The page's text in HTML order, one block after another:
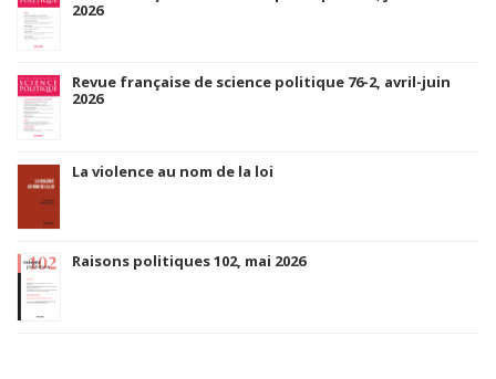
2026
Revue française de science politique 76-2, avril-juin
2026
La violence au nom de la loi
Raisons politiques 102, mai 2026